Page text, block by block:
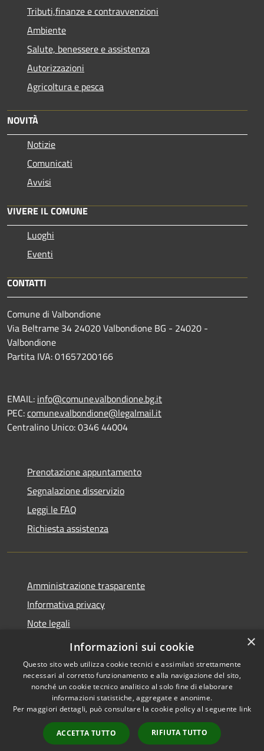
Tributi,finanze e contravvenzioni
Ambiente
Salute, benessere e assistenza
Autorizzazioni
Agricoltura e pesca
NOVITÀ
Notizie
Comunicati
Avvisi
VIVERE IL COMUNE
Luoghi
Eventi
CONTATTI
Comune di Valbondione
Via Beltrame 34 24020 Valbondione BG - 24020 -
Valbondione
Partita IVA: 01657200166
EMAIL: info@comune.valbondione.bg.it
PEC:comune.valbondione@legalmail.it
Centralino Unico: 0346 44004
Prenotazione appuntamento
Segnalazione disservizio
Leggi le FAQ
Richiesta assistenza
Amministrazione trasparente
Informativa privacy
Note legali
Dichiarazione di accessibilità
Accessibilità
Copyright © 2026 • Comune di
Valbondione • Powered by
Municipium•
Accesso
redazione
×
Informazioni sui cookie
Questo sito web utilizza cookie tecnici e assimilati strettamente
necessari al corretto funzionamento e alla navigazione del sito,
nonché un cookie tecnico analitico al solo fine di elaborare
informazioni statistiche, aggregate e anonime.
Per maggiori dettagli, può consultare la cookie policy al seguente link
ACCETTA TUTTO RIFIUTA TUTTO